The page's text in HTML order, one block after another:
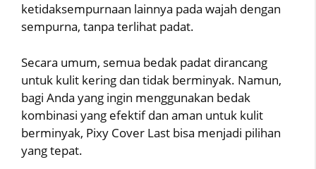
ketidaksempurnaan lainnya pada wajah dengan
sempurna, tanpa terlihat padat.
Secara umum, semua bedak padat dirancang
untuk kulit kering dan tidak berminyak. Namun,
bagi Anda yang ingin menggunakan bedak
kombinasi yang efektif dan aman untuk kulit
berminyak, Pixy Cover Last bisa menjadi pilihan
yang tepat.